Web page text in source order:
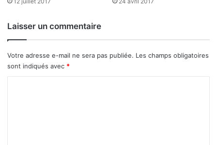
b
u
k
i
Laisser un commentaire
Votre adresse e-mail ne sera pas publiée. Les champs obligatoires
sont indiqués avec *